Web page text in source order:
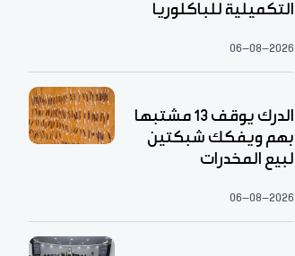
التكميلية للباكلوريا
06-08-2026
الدرك يوقف 13 مشتبها
بهم ويفكك شبكتين
لبيع المخدرات
06-08-2026